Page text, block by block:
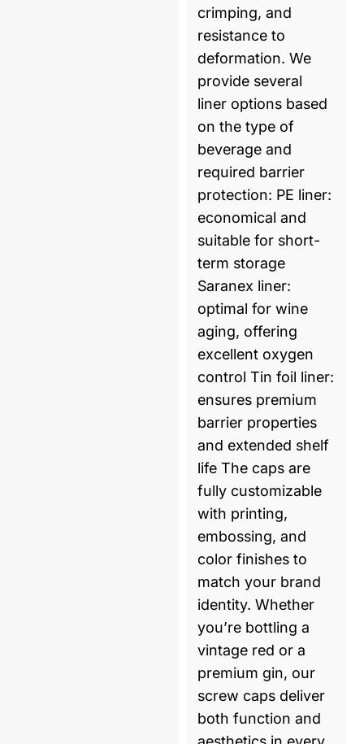
crimping, and
resistance to
deformation. We
provide several
liner options based
on the type of
beverage and
required barrier
protection: PE liner:
economical and
suitable for short-
term storage
Saranex liner:
optimal for wine
aging, offering
excellent oxygen
control Tin foil liner:
ensures premium
barrier properties
and extended shelf
life The caps are
fully customizable
with printing,
embossing, and
color finishes to
match your brand
identity. Whether
you’re bottling a
vintage red or a
premium gin, our
screw caps deliver
both function and